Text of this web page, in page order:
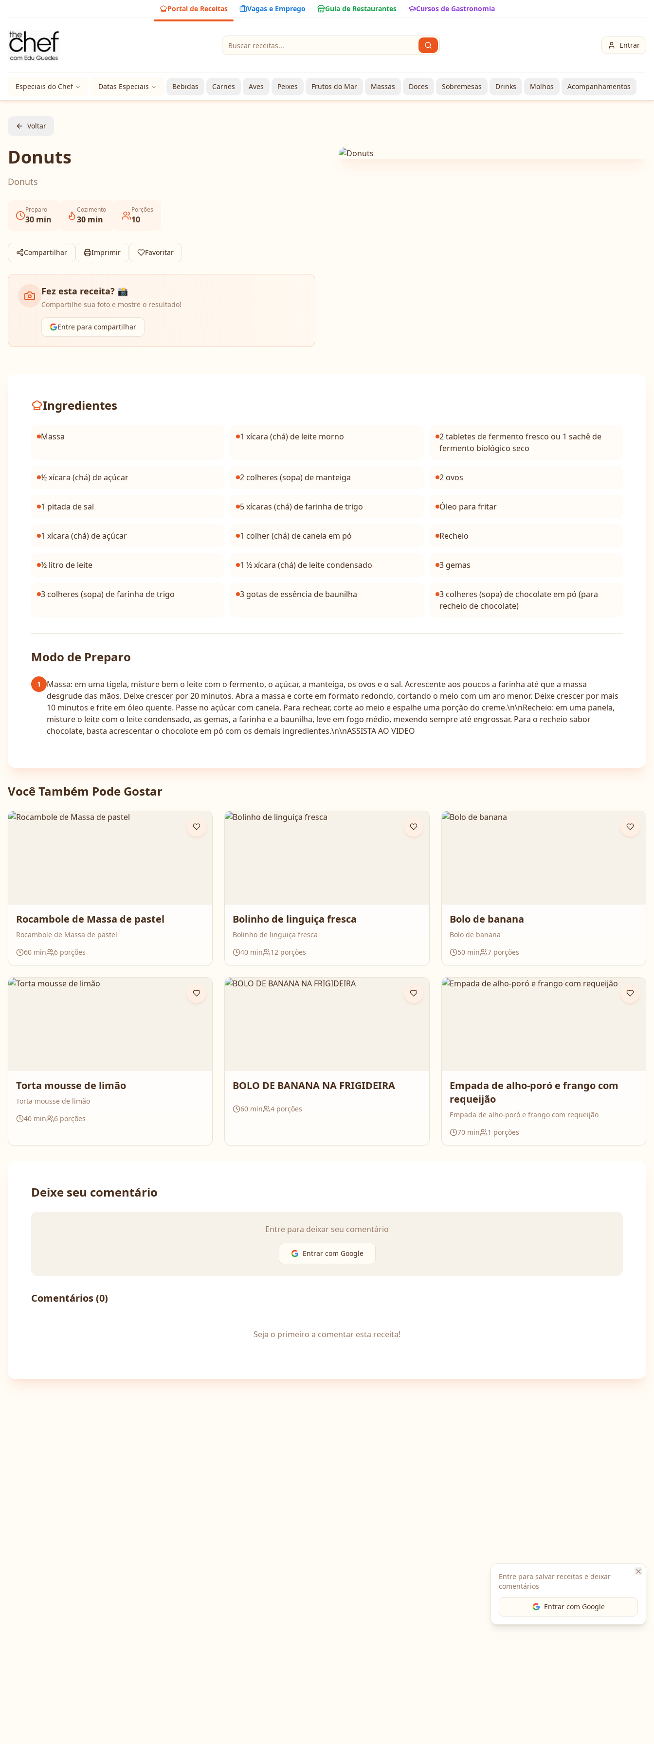
Entre para salvar receitas e deixar
comentários
Entrar com Google
Portal de Receitas Vagas e Emprego Guia de Restaurantes Cursos de Gastronomia
Entrar
Especiais do Chef Datas Especiais Bebidas Carnes Aves Peixes Frutos do Mar Massas Doces Sobremesas Drinks Molhos Acompanhamentos
Voltar
Donuts
Donuts
Preparo
30 min
Cozimento
30 min
Porções
10
Compartilhar Imprimir Favoritar
Fez esta receita? 📸
Compartilhe sua foto e mostre o resultado!
Entre para compartilhar
Ingredientes
Massa 1 xícara (chá) de leite morno
2 tabletes de fermento fresco ou 1 sachê de
fermento biológico seco
½ xícara (chá) de açúcar 2 colheres (sopa) de manteiga 2 ovos
1 pitada de sal 5 xícaras (chá) de farinha de trigo Óleo para fritar
1 xícara (chá) de açúcar 1 colher (chá) de canela em pó Recheio
½ litro de leite 1 ½ xícara (chá) de leite condensado 3 gemas
3 colheres (sopa) de farinha de trigo 3 gotas de essência de baunilha
3 colheres (sopa) de chocolate em pó (para
recheio de chocolate)
Modo de Preparo
1
Massa: em uma tigela, misture bem o leite com o fermento, o açúcar, a manteiga, os ovos e o sal. Acrescente aos poucos a farinha até que a massa
desgrude das mãos. Deixe crescer por 20 minutos. Abra a massa e corte em formato redondo, cortando o meio com um aro menor. Deixe crescer por mais
10 minutos e frite em óleo quente. Passe no açúcar com canela. Para rechear, corte ao meio e espalhe uma porção do creme.\n\nRecheio: em uma panela,
misture o leite com o leite condensado, as gemas, a farinha e a baunilha, leve em fogo médio, mexendo sempre até engrossar. Para o recheio sabor
chocolate, basta acrescentar o chocolote em pó com os demais ingredientes.\n\nASSISTA AO VIDEO
Você Também Pode Gostar
Rocambole de Massa de pastel
Rocambole de Massa de pastel
60 min 6 porções
Bolinho de linguiça fresca
Bolinho de linguiça fresca
40 min 12 porções
Bolo de banana
Bolo de banana
50min 7porções
Torta mousse de limão
Torta mousse de limão
40 min 6 porções
BOLO DE BANANA NA FRIGIDEIRA
60 min 4 porções
Empada de alho-poró e frango com
requeijão
Empada de alho-poró e frango com requeijão
70min 1 porções
Deixe seu comentário
Entre para deixar seu comentário
Entrar com Google
Comentários (0)
Seja o primeiro a comentar esta receita!